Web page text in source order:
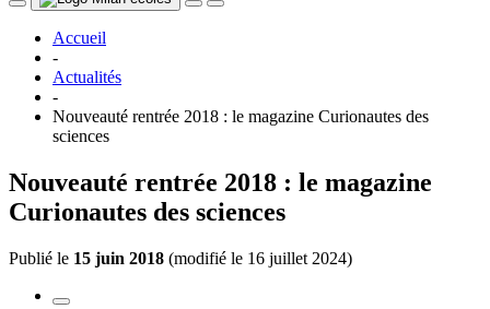
Accueil
-
Actualités
-
Nouveauté rentrée 2018 : le magazine Curionautes des
sciences
Nouveauté rentrée 2018 : le magazine
Curionautes des sciences
Publié le 15 juin 2018 (modifié le 16 juillet 2024)